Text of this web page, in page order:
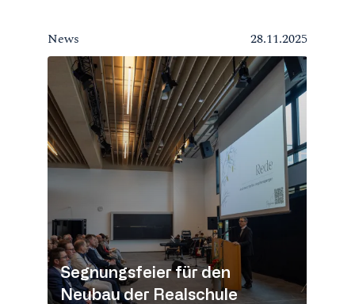
News 28.11.2025
Segnungsfeier für den
Neubau der Realschule